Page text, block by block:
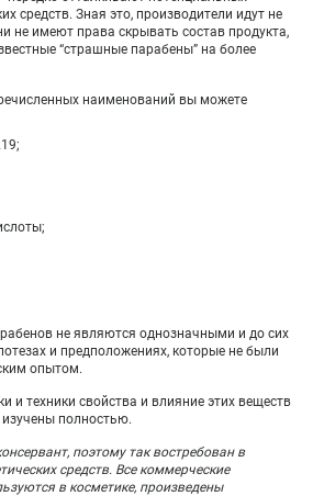
средств. Зная это, производители идут не
не имеют права скрывать состав продукта,
“страшные парабены” на более
наименований вы можете
не являются однозначными и до сих
и предположениях, которые не были
опытом.
и техники свойства и влияние этих веществ
полностью.
поэтому так востребован в
средств. Все коммерческие
в косметике, произведены